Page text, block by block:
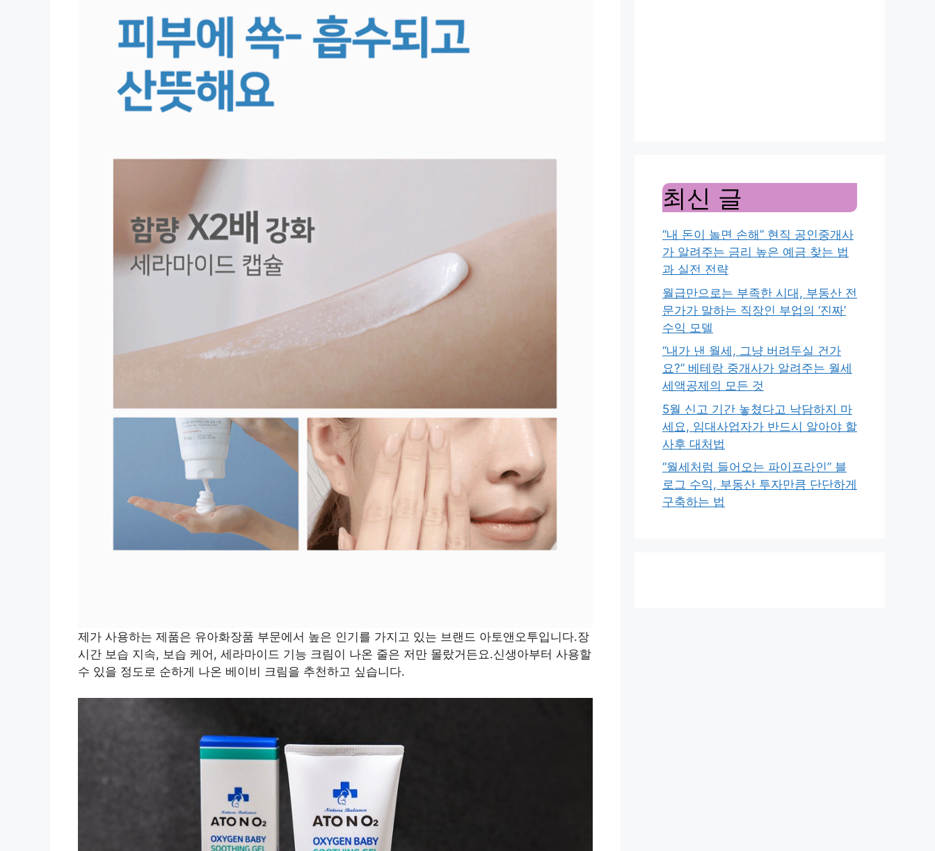
제가 사용하는 제품은 유아화장품 부문에서 높은 인기를 가지고 있는 브랜드 아토앤오투입니다.장
시간 보습 지속, 보습 케어, 세라마이드 기능 크림이 나온 줄은 저만 몰랐거든요.신생아부터 사용할
수 있을 정도로 순하게 나온 베이비 크림을 추천하고 싶습니다.
최신 글
“내 돈이 놀면 손해” 현직 공인중개사
가 알려주는 금리 높은 예금 찾는 법
과 실전 전략
월급만으로는 부족한 시대, 부동산 전
문가가 말하는 직장인 부업의 ‘진짜’
수익 모델
“내가 낸 월세, 그냥 버려두실 건가
요?” 베테랑 중개사가 알려주는 월세
세액공제의 모든 것
5월 신고 기간 놓쳤다고 낙담하지 마
세요, 임대사업자가 반드시 알아야 할
사후 대처법
“월세처럼 들어오는 파이프라인” 블
로그 수익, 부동산 투자만큼 단단하게
구축하는 법